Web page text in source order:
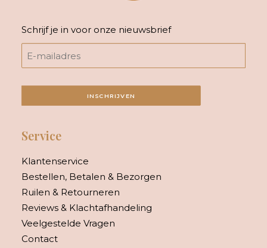
Schrijf je in voor onze nieuwsbrief
INSCHRIJVEN
Service
Klantenservice
Bestellen, Betalen & Bezorgen
Ruilen & Retourneren
Reviews & Klachtafhandeling
Veelgestelde Vragen
Contact